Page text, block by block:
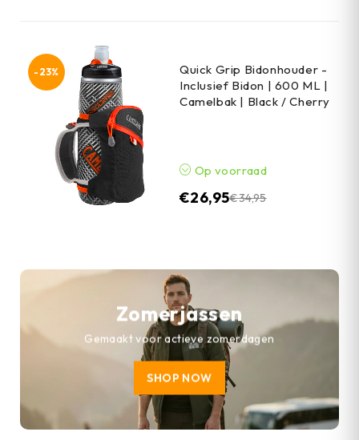
-23%
Quick Grip Bidonhouder -
Inclusief Bidon | 600 ML |
Camelbak | Black / Cherry
Op voorraad
€34,95
€26,95
Zomerjassen
Gemaakt voor actieve zomerdagen
SHOP NOW